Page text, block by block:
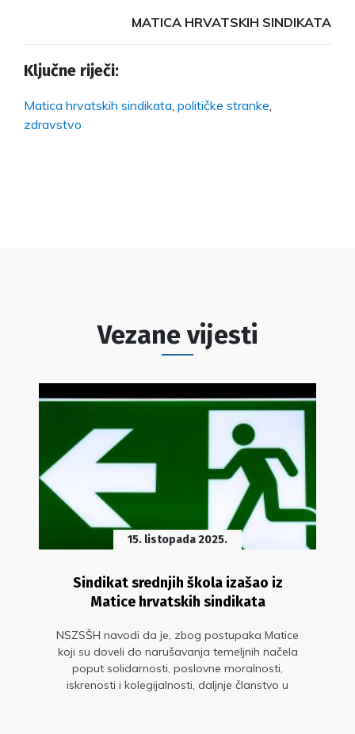
MATICA HRVATSKIH SINDIKATA
Ključne riječi:
Matica hrvatskih sindikata političke stranke
zdravstvo
Vezane vijesti
15. listopada 2025.
Sindikat srednjih škola izašao iz
Matice hrvatskih sindikata
NSZSŠH navodi da je, zbog postupaka Matice
koji su doveli do narušavanja temeljnih načela
poput solidarnosti, poslovne moralnosti,
iskrenosti i kolegijalnosti, daljnje članstvo u